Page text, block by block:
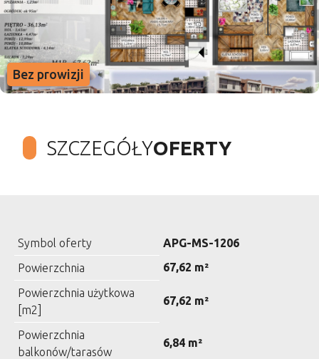
Bez prowizji
SZCZEGÓŁYOFERTY
Symbol oferty
APG-MS-1206
Powierzchnia
67,62 m²
Powierzchnia użytkowa
[m2]
67,62 m²
Powierzchnia
balkonów/tarasów
6,84 m²